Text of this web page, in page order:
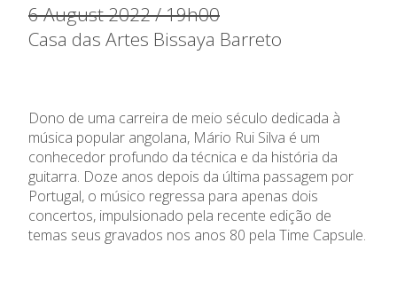
6 August 2022 / 19h00
Casa das Artes Bissaya Barreto
Dono de uma carreira de meio século dedicada à
música popular angolana, Mário Rui Silva é um
conhecedor profundo da técnica e da história da
guitarra. Doze anos depois da última passagem por
Portugal, o músico regressa para apenas dois
concertos, impulsionado pela recente edição de
temas seus gravados nos anos 80 pela Time Capsule.